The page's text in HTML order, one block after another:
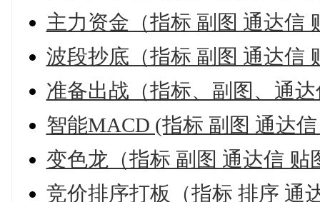
主力资金（指标 副图 通达信
波段抄底（指标 副图 通达信
准备出战（指标、副图、通
智能MACD (指标 副图 通达
变色龙（指标 副图 通达信
竞价排序打板（指标 排序 通